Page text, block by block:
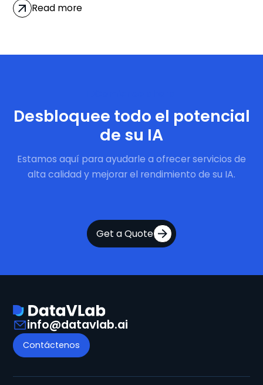
Read more
Desbloquee todo el potencial
de su IA
Estamos aquí para ayudarle a ofrecer servicios de
alta calidad y mejorar el rendimiento de su IA.
Get a Quote
info@datavlab.ai
Contáctenos